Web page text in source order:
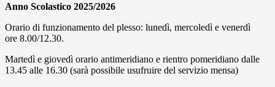
Anno Scolastico 2025/2026
Orario di funzionamento del plesso: lunedì, mercoledì e venerdì
ore 8.00/12.30.
Martedì e giovedì orario antimeridiano e rientro pomeridiano dalle
13.45 alle 16.30 (sarà possibile usufruire del servizio mensa)